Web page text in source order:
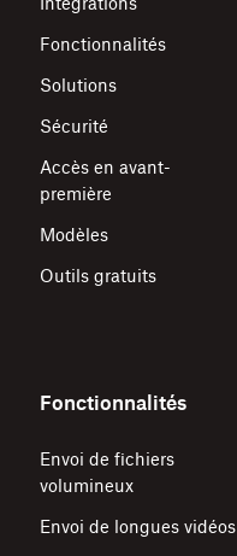
Fonctionnalités
Solutions
Sécurité
Accès en avant-
première
Modèles
Outils gratuits
Fonctionnalités
Envoi de fichiers
volumineux
Envoi de longues vidéos